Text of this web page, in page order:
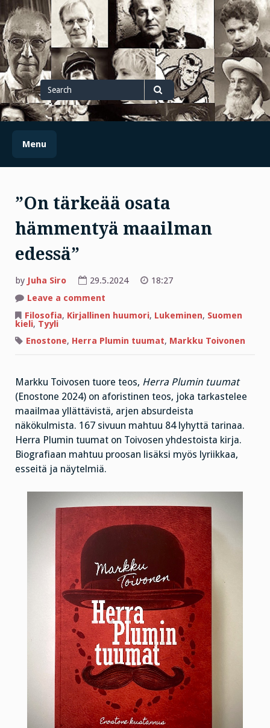
Skip
to
content
Search
for
Search
Menu
”On tärkeää osata
hämmentyä maailman
edessä”
by Juha Siro 29.5.2024
18:27
Leave a comment
tärkeää
maailman
Filosofia, Kirjallinen huumori, Lukeminen, Suomen
kieli, Tyyli
Enostone, Herra Plumin tuumat, Markku Toivonen
Markku Toivosen tuore teos, Herra Plumin tuumat
(Enostone 2024) on aforistinen teos, joka tarkastelee
maailmaa yllättävistä, arjen absurdeista
näkökulmista. 167 sivuun mahtuu 84 lyhyttä tarinaa.
Herra Plumin tuumat on Toivosen yhdestoista kirja.
Biografiaan mahtuu proosan lisäksi myös lyriikkaa,
esseitä ja näytelmiä.